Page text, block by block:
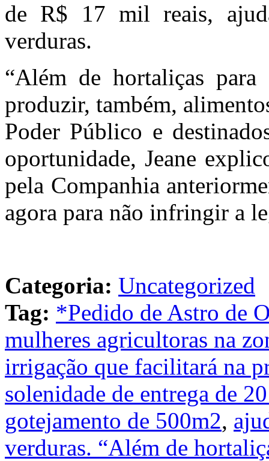
de R$ 17 mil reais,
verduras.
“Além de hortaliças para
produzir, também,
Poder Público e
oportunidade, Jeane
pela Companhia
agora para não infringir a
Categoria: Uncategorized
Tag: *Pedido de Astro de
mulheres agricultoras na
irrigação que facilitará na
solenidade de entrega de
gotejamento de 500m2,
verduras. “Além de